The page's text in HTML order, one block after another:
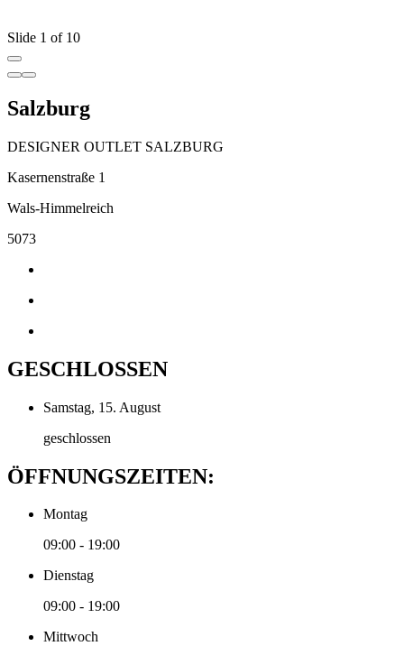
Slide 1 of 10
Salzburg
DESIGNER OUTLET SALZBURG
Kasernenstraße 1
Wals-Himmelreich
5073
GESCHLOSSEN
Samstag, 15. August
geschlossen
ÖFFNUNGSZEITEN:
Montag
09:00 - 19:00
Dienstag
09:00 - 19:00
Mittwoch